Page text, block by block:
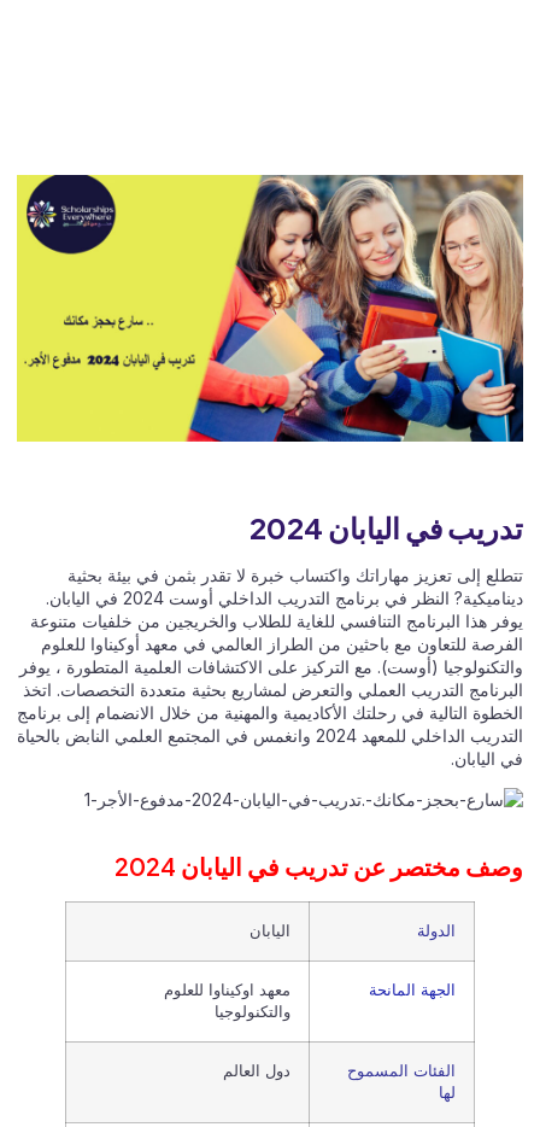
تدريب في اليابان 2024
تتطلع إلى تعزيز مهاراتك واكتساب خبرة لا تقدر بثمن في بيئة بحثية
ديناميكية? النظر في برنامج التدريب الداخلي أوست 2024 في اليابان.
يوفر هذا البرنامج التنافسي للغاية للطلاب والخريجين من خلفيات متنوعة
الفرصة للتعاون مع باحثين من الطراز العالمي في معهد أوكيناوا للعلوم
والتكنولوجيا (أوست). مع التركيز على الاكتشافات العلمية المتطورة ، يوفر
البرنامج التدريب العملي والتعرض لمشاريع بحثية متعددة التخصصات. اتخذ
الخطوة التالية في رحلتك الأكاديمية والمهنية من خلال الانضمام إلى برنامج
التدريب الداخلي للمعهد 2024 وانغمس في المجتمع العلمي النابض بالحياة
في اليابان.
وصف مختصر عن تدريب في اليابان 2024
الدولة اليابان
الجهة المانحة
معهد اوكيناوا للعلوم
والتكنولوجيا
الفئات المسموح
لها
دول العالم